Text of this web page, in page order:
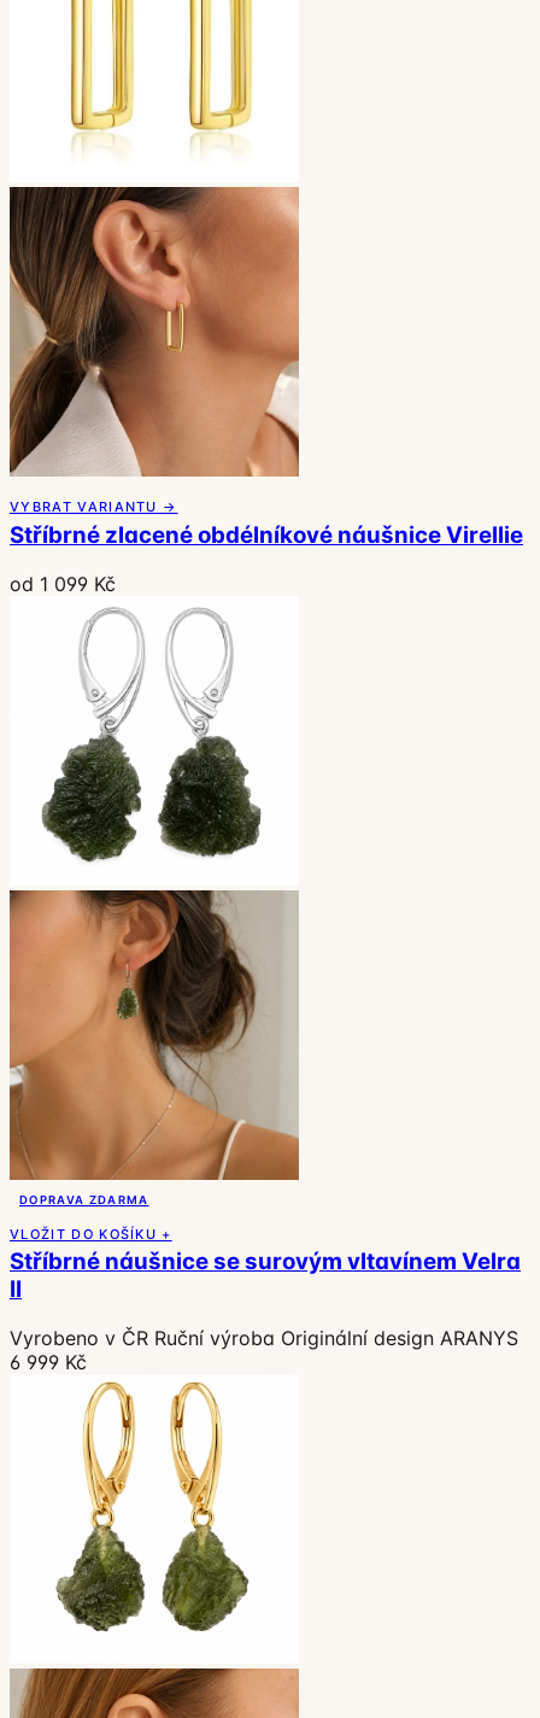
VYBRAT VARIANTU →
Stříbrné zlacené obdélníkové náušnice Virellie
od 1 099 Kč
DOPRAVA ZDARMA
VLOŽIT DO KOŠÍKU +
Stříbrné náušnice se surovým vltavínem Velra
II
Vyrobeno v ČR Ruční výroba Originální design ARANYS
6 999 Kč